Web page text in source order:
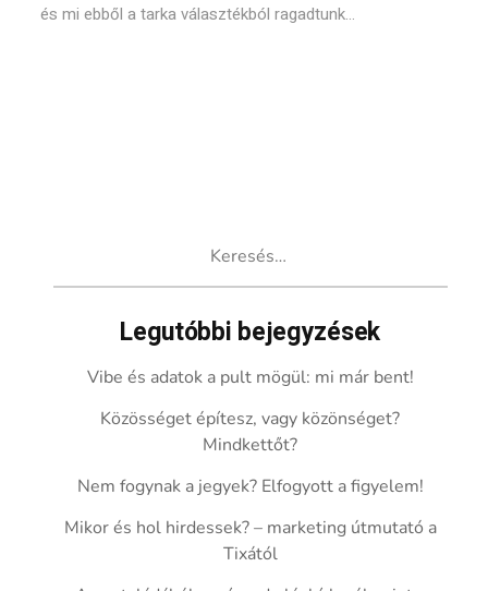
és mi ebből a tarka választékból ragadtunk...
Legutóbbi bejegyzések
Vibe és adatok a pult mögül: mi már bent!
Közösséget építesz, vagy közönséget?
Mindkettőt?
Nem fogynak a jegyek? Elfogyott a figyelem!
Mikor és hol hirdessek? – marketing útmutató a
Tixától